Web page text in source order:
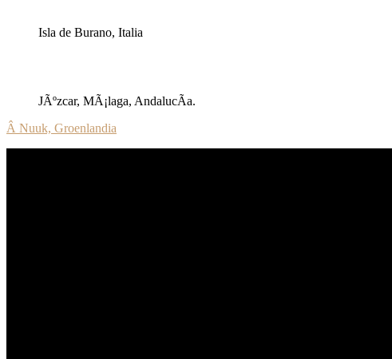
Isla de Burano, Italia
JÃºzcar, MÃ¡laga, AndalucÃ­a.
Â Nuuk, Groenlandia